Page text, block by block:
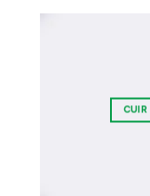
CUIR